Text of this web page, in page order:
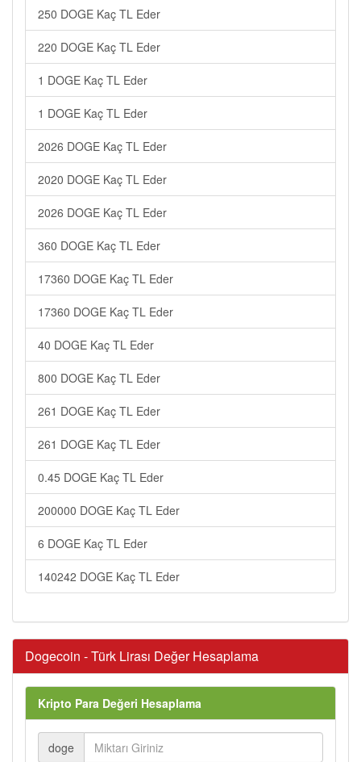
250 DOGE Kaç TL Eder
220 DOGE Kaç TL Eder
1 DOGE Kaç TL Eder
1 DOGE Kaç TL Eder
2026 DOGE Kaç TL Eder
2020 DOGE Kaç TL Eder
2026 DOGE Kaç TL Eder
360 DOGE Kaç TL Eder
17360 DOGE Kaç TL Eder
17360 DOGE Kaç TL Eder
40 DOGE Kaç TL Eder
800 DOGE Kaç TL Eder
261 DOGE Kaç TL Eder
261 DOGE Kaç TL Eder
0.45 DOGE Kaç TL Eder
200000 DOGE Kaç TL Eder
6 DOGE Kaç TL Eder
140242 DOGE Kaç TL Eder
Dogecoin - Türk Lirası Değer Hesaplama
Kripto Para Değeri Hesaplama
doge